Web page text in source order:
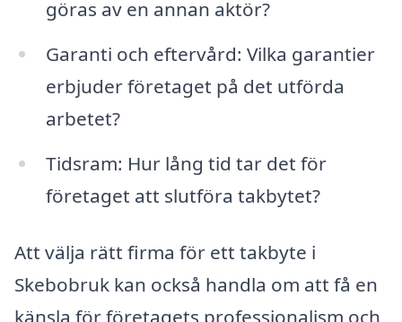
göras av en annan aktör?
Garanti och eftervård: Vilka garantier
erbjuder företaget på det utförda
arbetet?
Tidsram: Hur lång tid tar det för
företaget att slutföra takbytet?
Att välja rätt firma för ett takbyte i
Skebobruk kan också handla om att få en